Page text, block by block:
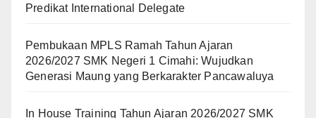
Predikat International Delegate
Pembukaan MPLS Ramah Tahun Ajaran
2026/2027 SMK Negeri 1 Cimahi: Wujudkan
Generasi Maung yang Berkarakter Pancawaluya
In House Training Tahun Ajaran 2026/2027 SMK